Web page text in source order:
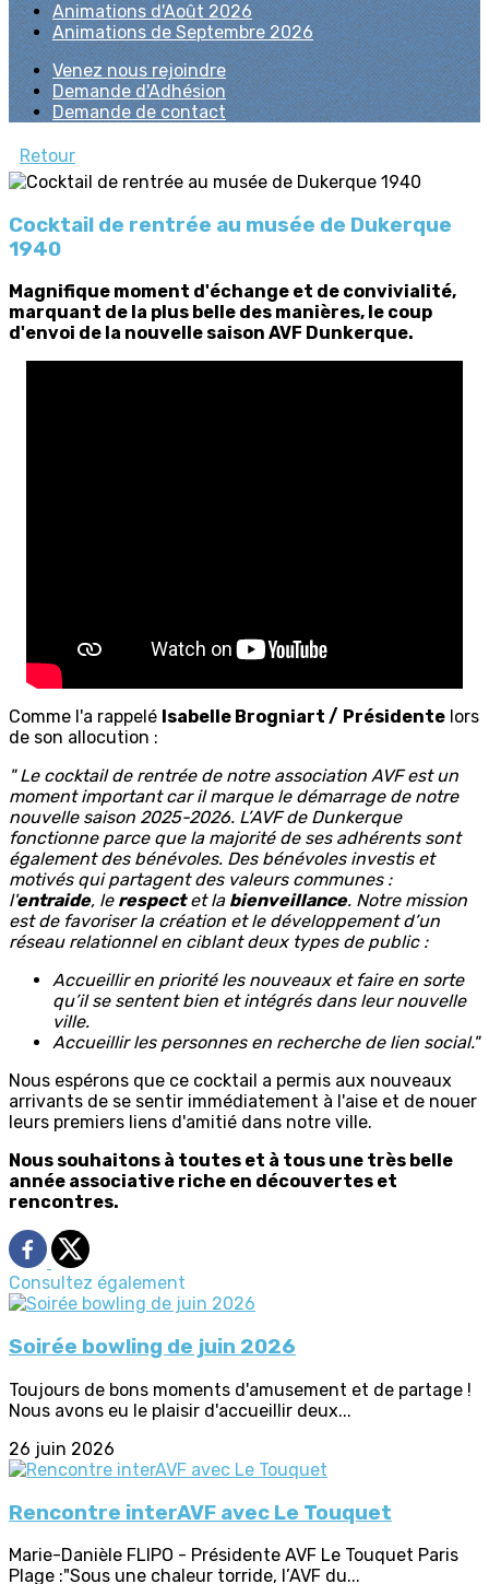
Animations d'Août 2026
Animations de Septembre 2026
Venez nous rejoindre
Demande d'Adhésion
Demande de contact
Retour
Cocktail de rentrée au musée de Dukerque
1940
Magnifique moment d'échange et de convivialité,
marquant de la plus belle des manières, le coup
d'envoi de la nouvelle saison AVF Dunkerque.
Comme l'a rappelé Isabelle Brogniart / Présidente lors
de son allocution :
" Le cocktail de rentrée de notre association AVF est un
moment important car il marque le démarrage de notre
nouvelle saison 2025-2026. L’AVF de Dunkerque
fonctionne parce que la majorité de ses adhérents sont
également des bénévoles. Des bénévoles investis et
motivés qui partagent des valeurs communes :
l'entraide, le respectet la bienveillance. Notre mission
est de favoriser la création et le développement d’un
réseau relationnel en ciblant deux types de public :
Accueillir en priorité les nouveaux et faire en sorte
qu’il se sentent bien et intégrés dans leur nouvelle
ville.
Accueillir les personnes en recherche de lien social."
Nous espérons que ce cocktail a permis aux nouveaux
arrivants de se sentir immédiatement à l'aise et de nouer
leurs premiers liens d'amitié dans notre ville.
Nous souhaitons à toutes et à tous une très belle
année associative riche en découvertes et
rencontres.
Consultez également
Soirée bowling de juin 2026
Toujours de bons moments d'amusement et de partage !
Nous avons eu le plaisir d'accueillir deux...
26 juin 2026
Rencontre interAVF avec Le Touquet
Marie-Danièle FLIPO - Présidente AVF Le Touquet Paris
Plage :"Sous une chaleur torride, l’AVF du...